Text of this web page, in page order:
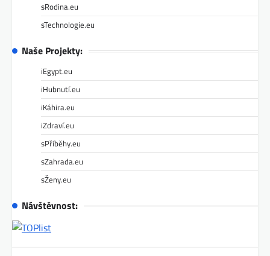
sRodina.eu
sTechnologie.eu
Naše Projekty:
iEgypt.eu
iHubnutí.eu
iKáhira.eu
iZdraví.eu
sPříběhy.eu
sZahrada.eu
sŽeny.eu
Návštěvnost: